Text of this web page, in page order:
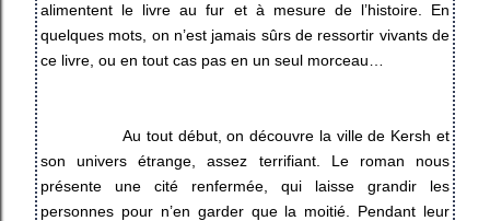
alimentent le livre au fur et à mesure de l’histoire. En
quelques mots, on n’est jamais sûrs de ressortir vivants de
ce livre, ou en tout cas pas en un seul morceau…
Au tout début, on découvre la ville de Kersh et
son univers étrange, assez terrifiant. Le roman nous
présente une cité renfermée, qui laisse grandir les
personnes pour n’en garder que la moitié. Pendant leur